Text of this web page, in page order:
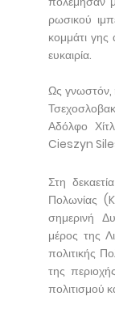
ρωσικού
κομμάτι γης
ευκαιρία.
Ως γνωστόν,
Αδόλφο
Cieszyn
Στη
Πολωνίας
σημερινή
μέρος της
πολιτικής
της
πολιτισμού